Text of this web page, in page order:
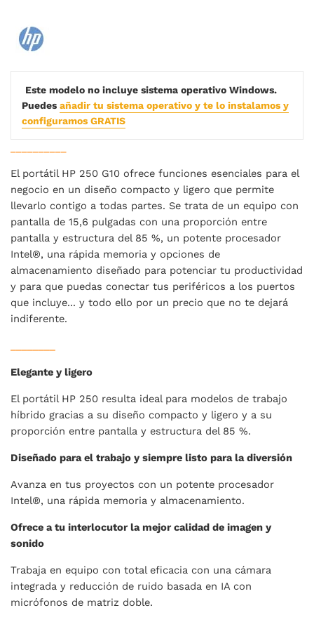
Este modelo no incluye sistema operativo Windows.
Puedes añadir tu sistema operativo y te lo instalamos y
configuramos GRATIS
El portátil HP 250 G10 ofrece funciones esenciales para el
negocio en un diseño compacto y ligero que permite
llevarlo contigo a todas partes. Se trata de un equipo con
pantalla de 15,6 pulgadas con una proporción entre
pantalla y estructura del 85 %, un potente procesador
Intel®, una rápida memoria y opciones de
almacenamiento diseñado para potenciar tu productividad
y para que puedas conectar tus periféricos a los puertos
que incluye... y todo ello por un precio que no te dejará
indiferente.
Elegante y ligero
El portátil HP 250 resulta ideal para modelos de trabajo
híbrido gracias a su diseño compacto y ligero y a su
proporción entre pantalla y estructura del 85 %.
Diseñado para el trabajo y siempre listo para la diversión
Avanza en tus proyectos con un potente procesador
Intel®, una rápida memoria y almacenamiento.
Ofrece a tu interlocutor la mejor calidad de imagen y
sonido
Trabaja en equipo con total eficacia con una cámara
integrada y reducción de ruido basada en IA con
micrófonos de matriz doble.